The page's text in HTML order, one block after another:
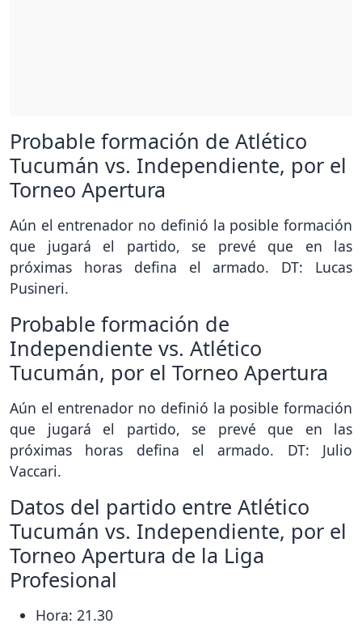
Probable formación de Atlético
Tucumán vs. Independiente, por el
Torneo Apertura
Aún el entrenador no definió la posible formación
que jugará el partido, se prevé que en las
próximas horas defina el armado. DT: Lucas
Pusineri.
Probable formación de
Independiente vs. Atlético
Tucumán, por el Torneo Apertura
Aún el entrenador no definió la posible formación
que jugará el partido, se prevé que en las
próximas horas defina el armado. DT: Julio
Vaccari.
Datos del partido entre Atlético
Tucumán vs. Independiente, por el
Torneo Apertura de la Liga
Profesional
Hora: 21.30